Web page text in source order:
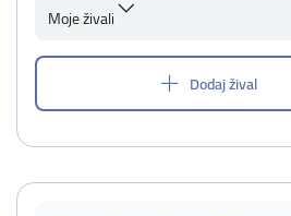
Moje živali
Dodaj žival